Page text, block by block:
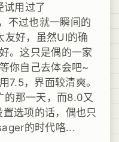
试用过了
不过也就一瞬间的
友好，虽然UI的确
。这只是偶的一家
你自己去体会吧~
7.5，界面较清爽。
的那一天，而8.0又
选项的话，偶也只
的时代咯...